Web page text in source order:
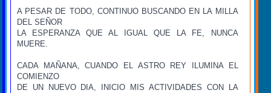
A PESAR DE TODO, CONTINUO BUSCANDO EN LA MILLA
DEL SEÑOR
LA ESPERANZA QUE AL IGUAL QUE LA FE, NUNCA
MUERE.
CADA MAÑANA, CUANDO EL ASTRO REY ILUMINA EL
COMIENZO
DE UN NUEVO DIA, INICIO MIS ACTIVIDADES CON LA